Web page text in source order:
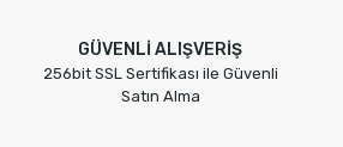
GÜVENLİ ALIŞVERİŞ
256bit SSL Sertifikası ile Güvenli
Satın Alma